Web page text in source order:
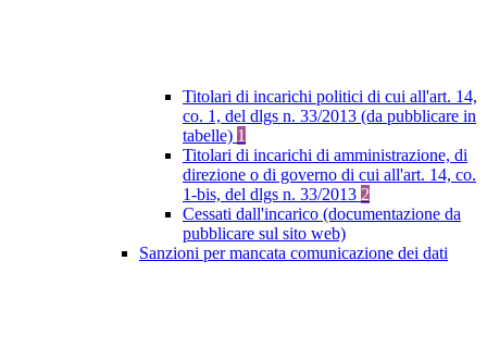
Titolari di incarichi politici di cui all'art. 14,
co. 1, del dlgs n. 33/2013 (da pubblicare in
tabelle) 1
Titolari di incarichi di amministrazione, di
direzione o di governo di cui all'art. 14, co.
1-bis, del dlgs n. 33/2013 2
Cessati dall'incarico (documentazione da
pubblicare sul sito web)
Sanzioni per mancata comunicazione dei dati